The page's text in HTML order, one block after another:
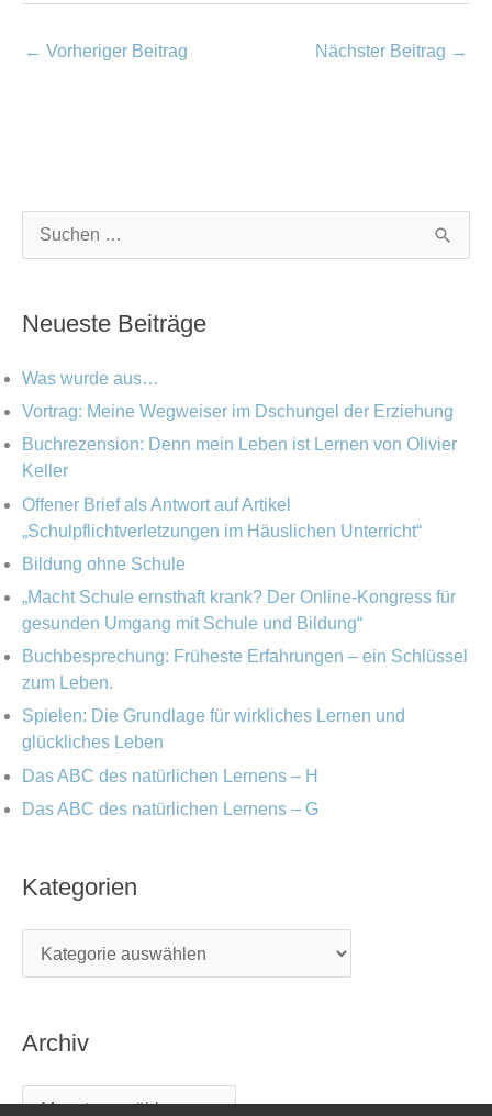
← Vorheriger Beitrag Nächster Beitrag →
e
n
n
a
c
Neueste Beiträge
Was wurde aus…
Vortrag: Meine Wegweiser im Dschungel der Erziehung
Buchrezension: Denn mein Leben ist Lernen von Olivier
Keller
Offener Brief als Antwort auf Artikel
„Schulpflichtverletzungen im Häuslichen Unterricht“
Bildung ohne Schule
„Macht Schule ernsthaft krank? Der Online-Kongress für
gesunden Umgang mit Schule und Bildung“
Buchbesprechung: Früheste Erfahrungen – ein Schlüssel
zum Leben.
Spielen: Die Grundlage für wirkliches Lernen und
glückliches Leben
Das ABC des natürlichen Lernens – H
Das ABC des natürlichen Lernens – G
Kategorien
a
e
i
e
n
Archiv
r
h